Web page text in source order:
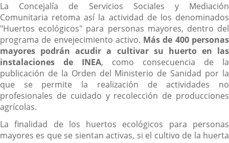
La Concejalía de Servicios Sociales y Mediación
Comunitaria retoma así la actividad de los denominados
"Huertos ecológicos" para personas mayores, dentro del
programa de envejecimiento activo. Más de 400 personas
mayores podrán acudir a cultivar su huerto en las
instalaciones de INEA, como consecuencia de la
publicación de la Orden del Ministerio de Sanidad por la
que se permite la realización de actividades no
profesionales de cuidado y recolección de producciones
agrícolas.
La finalidad de los huertos ecológicos para personas
mayores es que se sientan activas, si el cultivo de la huerta